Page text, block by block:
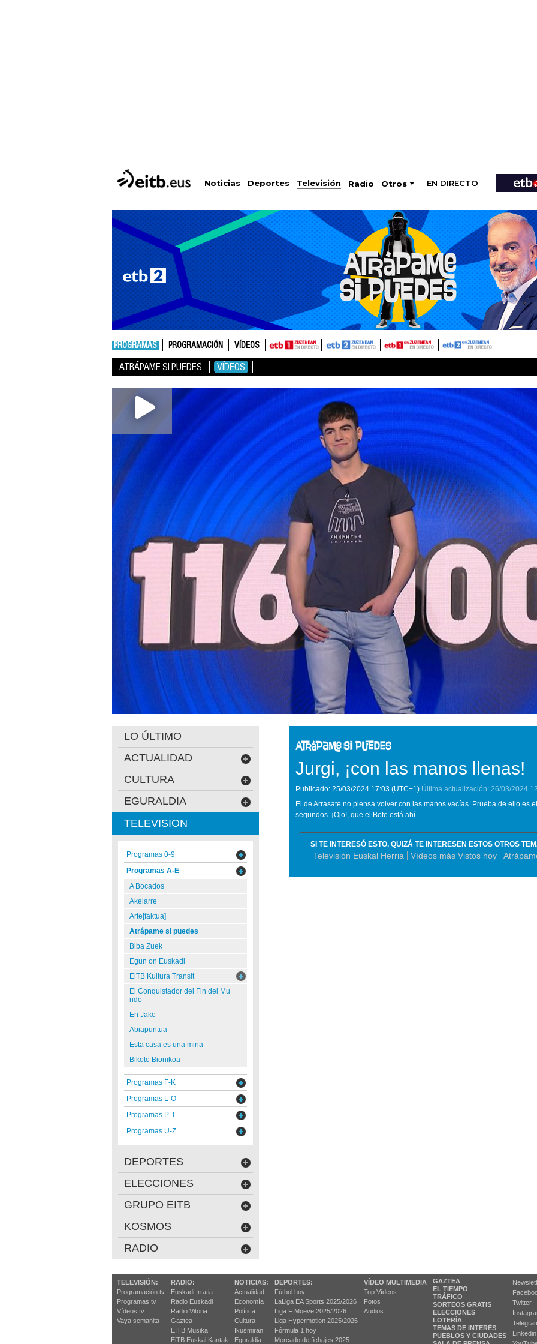
Noticias Deportes Televisión Radio Otros EN DIRECTO
PROGRAMAS PROGRAMACIÓN VÍDEOS
ATRÁPAME SI PUEDES VÍDEOS
Jurgi, ¡con las manos llenas!
Publicado: 25/03/2024 17:03 (UTC+1) Última actualización: 26/03/2024
El de Arrasate no piensa volver con las manos vacías. Prueba de ello es
segundos. ¡Ojo!, que el Bote está ahí...
SI TE INTERESÓ ESTO, QUIZÁ TE INTERESEN ESTOS OTROS
Televisión Euskal Herria Vídeos más Vistos hoy
LO ÚLTIMO
ACTUALIDAD
CULTURA
EGURALDIA
TELEVISION
Programas 0-9
Programas A-E
A Bocados
Akelarre
Arte[faktua]
Atrápame si puedes
Biba Zuek
Egun on Euskadi
EiTB Kultura Transit
El Conquistador del Fin del Mu
ndo
En Jake
Abiapuntua
Esta casa es una mina
Bikote Bionikoa
Programas F-K
Programas L-O
Programas P-T
Programas U-Z
DEPORTES
ELECCIONES
GRUPO EITB
KOSMOS
RADIO
TELEVISIÓN:
Programación tv
Programas tv
Vídeos tv
Vaya semanita
RADIO:
Euskadi Irratia
Radio Euskadi
Radio Vitoria
Gaztea
EITB Musika
EiTB Euskal Kantak
NOTICIAS:
Actualidad
Economía
Política
Cultura
Ikusmiran
Eguraldia
DEPORTES:
Fútbol hoy
LaLiga EA Sports 2025/2026
Liga F Moeve 2025/2026
Liga Hypermotion 2025/2026
Fórmula 1 hoy
Mercado de fichajes 2025
VÍDEO MULTIMEDIA
Top Vídeos
Fotos
Audios
GAZTEA
EL TIEMPO
TRÁFICO
SORTEOS GRATIS
ELECCIONES
LOTERÍA
TEMAS DE INTERÉS
PUEBLOS Y CIUDADES
Twitter
Linkedin